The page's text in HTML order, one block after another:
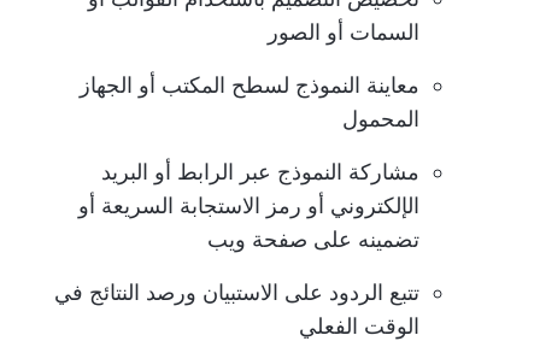
السمات أو الصور
معاينة النموذج لسطح المكتب أو الجهاز
المحمول
مشاركة النموذج عبر الرابط أو البريد
الإلكتروني أو رمز الاستجابة السريعة أو
تضمينه على صفحة ويب
تتبع الردود على الاستبيان ورصد النتائج في
الوقت الفعلي